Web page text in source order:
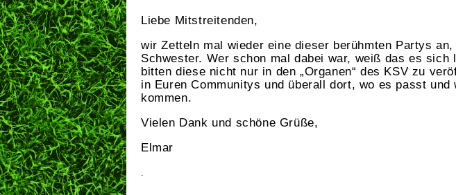
Liebe Mitstreitenden,
wir Zetteln mal wieder eine dieser berühmten Partys
Schwester. Wer schon mal dabei war, weiß das es sich
bitten diese nicht nur in den „Organen“ des KSV zu
in Euren Communitys und überall dort, wo es passt und
kommen.
Vielen Dank und schöne Grüße,
Elmar